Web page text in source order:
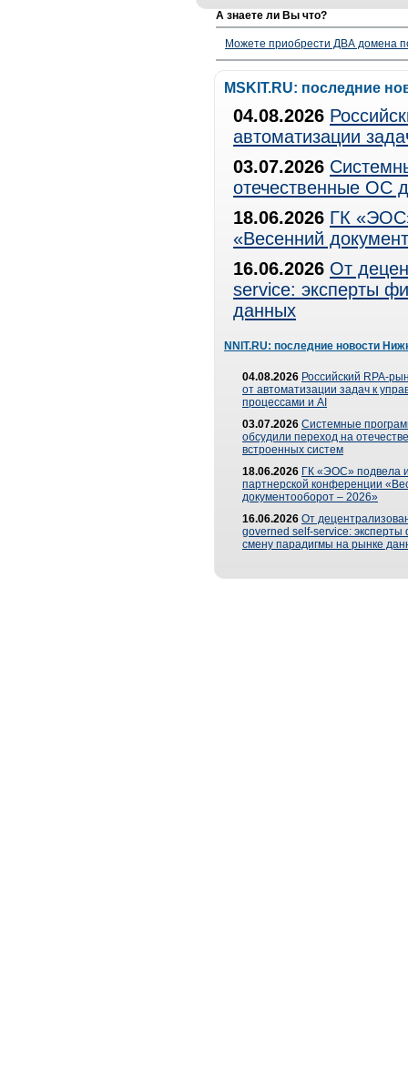
А знаете ли Вы что?
Можете приобрести ДВА домена
MSKIT.RU: последние
04.08.2026
автоматизации
03.07.2026
отечественные ОС
18.06.2026 ГК
«Весенний
16.06.2026 От
service: эксперты
данных
NNIT.RU: последние новости
04.08.2026 Российский RPA-
от автоматизации задач к
процессами и AI
03.07.2026 Системные
обсудили переход на
встроенных систем
18.06.2026 ГК «ЭОС» подвела
партнерской конференции
документооборот – 2026»
16.06.2026 От
governed self-service: эксперты
смену парадигмы на рынке